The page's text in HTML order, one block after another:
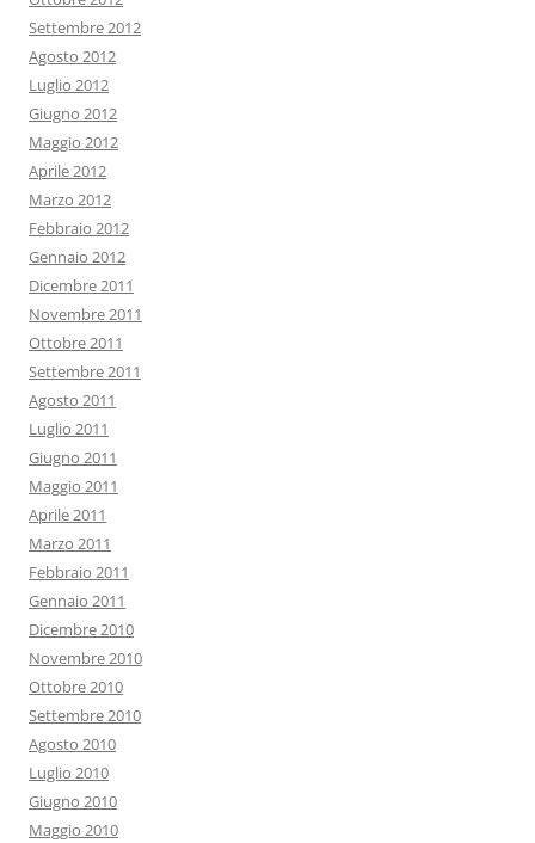
Settembre 2012
Agosto 2012
Luglio 2012
Giugno 2012
Maggio 2012
Aprile 2012
Marzo 2012
Febbraio 2012
Gennaio 2012
Dicembre 2011
Novembre 2011
Ottobre 2011
Settembre 2011
Agosto 2011
Luglio 2011
Giugno 2011
Maggio 2011
Aprile 2011
Marzo 2011
Febbraio 2011
Gennaio 2011
Dicembre 2010
Novembre 2010
Ottobre 2010
Settembre 2010
Agosto 2010
Luglio 2010
Giugno 2010
Maggio 2010